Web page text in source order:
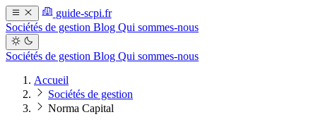
guide-scpi.fr
Sociétés de gestion Blog Qui sommes-nous
Sociétés de gestion Blog Qui sommes-nous
Accueil
Sociétés de gestion
Norma Capital